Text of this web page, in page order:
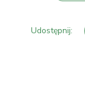
Udostępnij: